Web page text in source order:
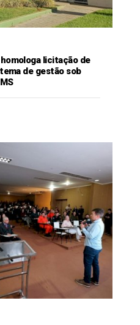
licitação de
de gestão sob